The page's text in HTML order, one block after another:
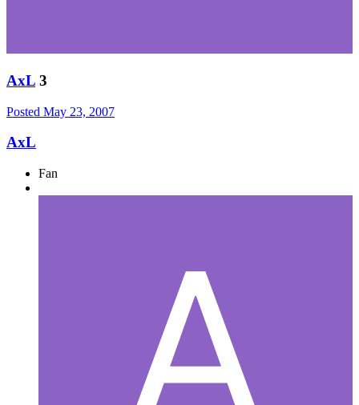
AxL 3
Posted May 23, 2007
AxL
Fan